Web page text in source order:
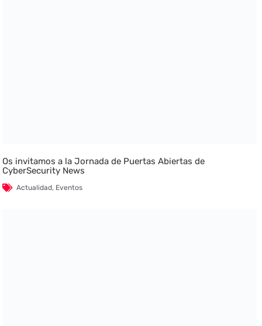
Os invitamos a la Jornada de Puertas Abiertas de
CyberSecurity News
Actualidad, Eventos